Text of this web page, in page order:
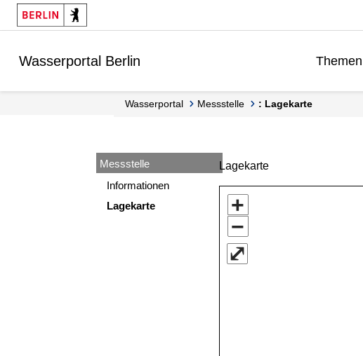
Springe zur Navigation
Springe zum Inhalt
Wasserportal Berlin Themen
Wasserportal Messstelle : Lagekarte
Messstelle
Informationen
Lagekarte
Lagekarte
+
−
⤢